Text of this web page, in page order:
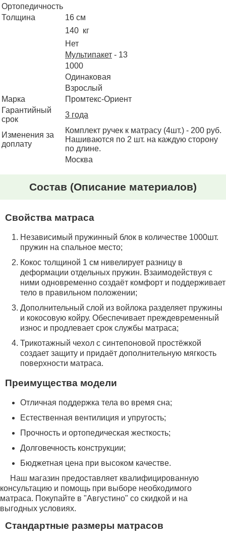
Ортопедичность
Толщина
16
140
Нет
Мультипакет - 13
1000
Одинаковая
Взрослый
Марка
Промтекс-Ориент
Гарантийный
срок
3 года
Изменения за
доплату
Комплект ручек к матрасу (4шт.) - 200 руб.
Нашиваются по 2 шт. на каждую сторону
по длине.
Москва
Состав (Описание материалов)
Свойства матраса
Независимый пружинный блок в количестве 1000шт.
пружин на спальное место;
Кокос толщиной 1 см нивелирует разницу в
деформации отдельных пружин. Взаимодействуя с
ними одновременно создаёт комфорт и поддерживает
тело в правильном положении;
Дополнительный слой из войлока разделяет пружины
и кокосовую койру. Обеспечивает преждевременный
износ и продлевает срок службы матраса;
Трикотажный чехол с синтепоновой простёжкой
создает защиту и придаёт дополнительную мягкость
поверхности матраса.
Преимущества модели
Отличная поддержка тела во время сна;
Естественная вентилиция и упругость;
Прочность и ортопедическая жесткость;
Долговечность конструкции;
Бюджетная цена при высоком качестве.
Наш магазин предоставляет квалифицированную
консультацию и помощь при выборе необходимого
матраса. Покупайте в "Августино" со скидкой и на
выгодных условиях.
Стандартные размеры матрасов